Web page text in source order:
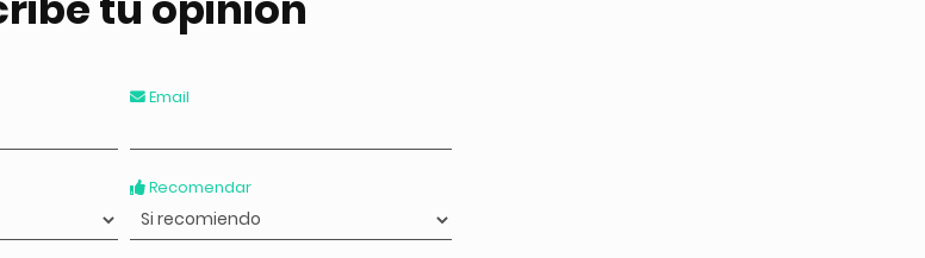
Email
Recomendar